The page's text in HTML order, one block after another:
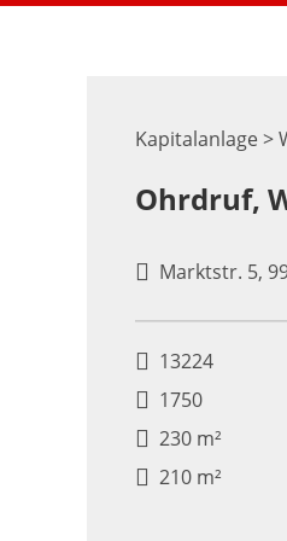
Kapitalanlage >
Ohrdruf,
Marktstr. 5,
13224
1750
230 m²
210 m²